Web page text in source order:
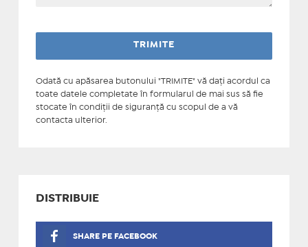
Odată cu apăsarea butonului "TRIMITE" vă daţi acordul ca
toate datele completate în formularul de mai sus să fie
stocate în condiţii de siguranţă cu scopul de a vă
contacta ulterior.
DISTRIBUIE
SHARE PE FACEBOOK